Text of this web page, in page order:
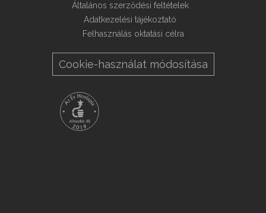
Általános szerződési feltételek
Adatkezelési tájékoztató
Felhasználás oktatási célra
Cookie-használat módosítása